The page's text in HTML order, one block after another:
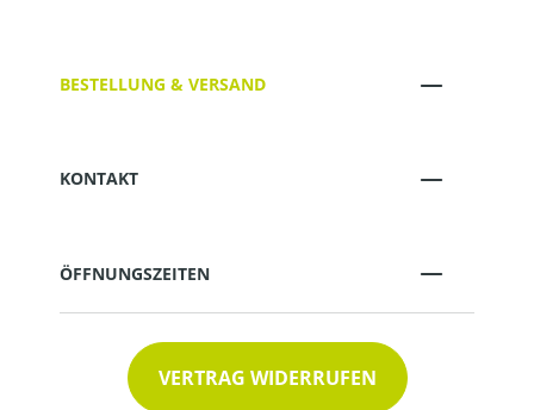
BESTELLUNG & VERSAND
KONTAKT
ÖFFNUNGSZEITEN
VERTRAG WIDERRUFEN